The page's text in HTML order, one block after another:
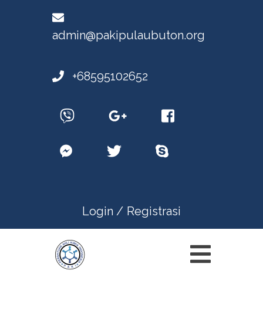
admin@pakipulaubuton.org
+68595102652
Login / Registrasi